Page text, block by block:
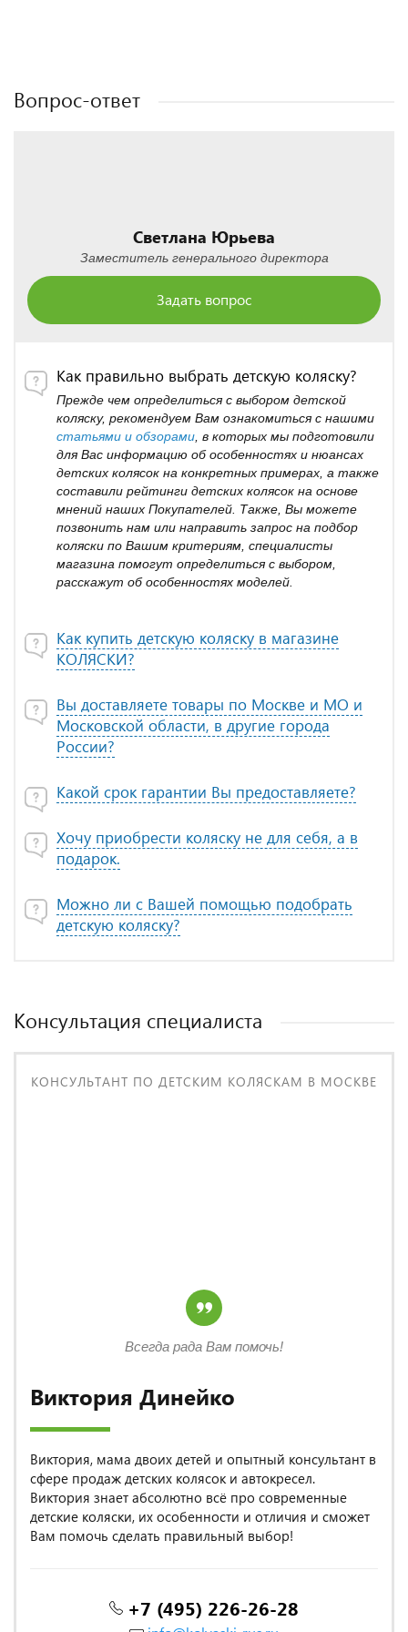
Вопрос-ответ
Светлана Юрьева
Заместитель генерального директора
Задать вопрос
Как правильно выбрать детскую коляску?
Прежде чем определиться с выбором детской
коляску, рекомендуем Вам ознакомиться с нашими
статьями и обзорами , в которых мы подготовили
для Вас информацию об особенностях и нюансах
детских колясок на конкретных примерах, а также
составили рейтинги детских колясок на основе
мнений наших Покупателей. Также, Вы можете
позвонить нам или направить запрос на подбор
коляски по Вашим критериям, специалисты
магазина помогут определиться с выбором,
расскажут об особенностях моделей.
Как купить детскую коляску в магазине
КОЛЯСКИ?
Вы доставляете товары по Москве и МО и
Московской области, в другие города
России?
Какой срок гарантии Вы предоставляете?
Хочу приобрести коляску не для себя, а в
подарок.
Можно ли с Вашей помощью подобрать
детскую коляску?
Консультация специалиста
КОНСУЛЬТАНТ ПО ДЕТСКИМ КОЛЯСКАМ В МОСКВЕ
Виктория Динейко
Виктория, мама двоих детей и опытный консультант в
сфере продаж детских колясок и автокресел.
Виктория знает абсолютно всё про современные
детские коляски, их особенности и отличия и сможет
Вам помочь сделать правильный выбор!
+7 (495) 226-26-28
Всегда рада Вам помочь!